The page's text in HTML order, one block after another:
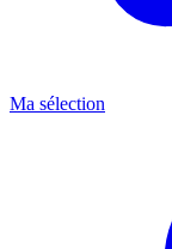
Ma sélection